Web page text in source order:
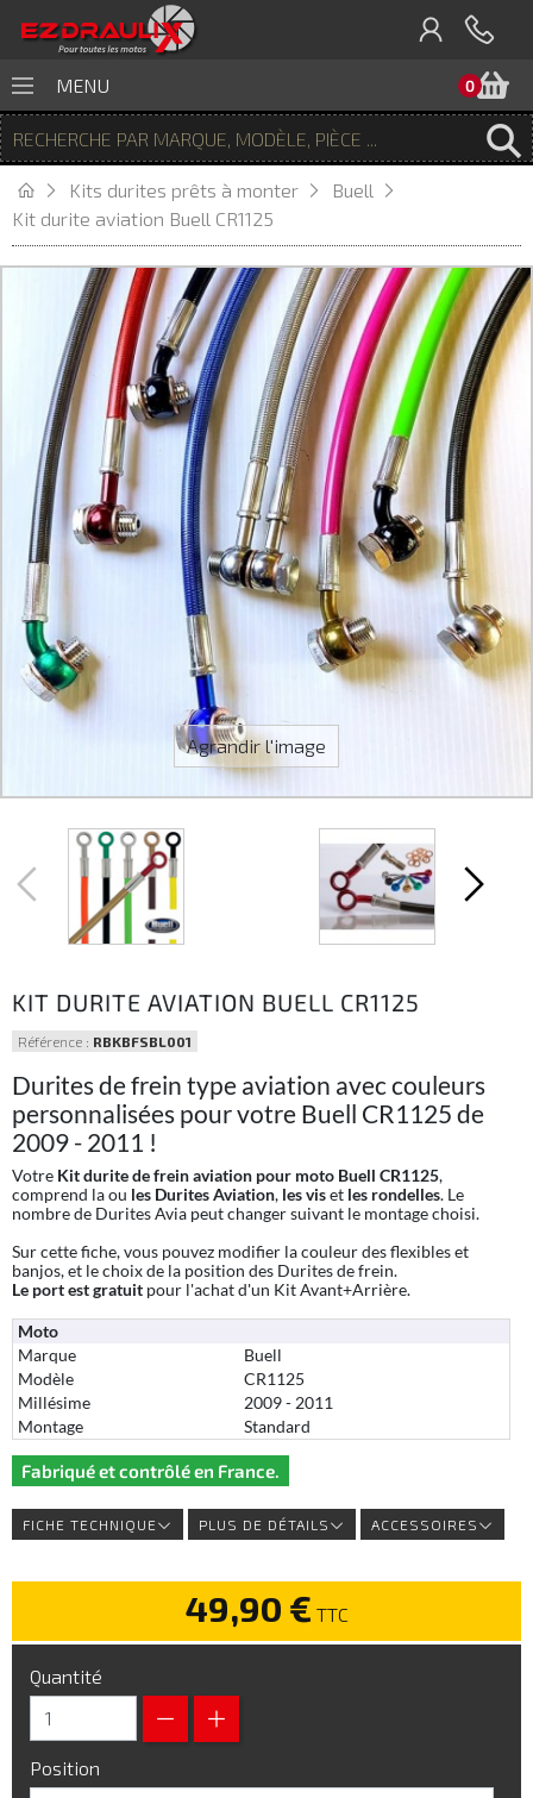
0
MENU
Kits durites prêts à monter
Buell
Kit durite aviation Buell CR1125
Agrandir l'image
KIT DURITE AVIATION BUELL CR1125
Référence : RBKBFSBL001
Durites de frein type aviation avec couleurs
personnalisées pour votre Buell CR1125 de
2009 - 2011 !
Votre Kit durite de frein aviation pour moto Buell CR1125,
comprend la ou les Durites Aviation, les viset les rondelles. Le
nombre de Durites Avia peut changer suivant le montage choisi.
Sur cette fiche, vous pouvez modifier la couleur des flexibles et
banjos, et le choix de la position des Durites de frein.
Le port estgratuit pour l'achat d'un Kit Avant+Arrière.
Moto
Marque
Buell
Modèle
CR1125
Millésime
2009 - 2011
Montage
Standard
Fabriqué et contrôlé en France.
FICHE TECHNIQUE PLUS DE DÉTAILS ACCESSOIRES
49,90 € TTC
Quantité
Position